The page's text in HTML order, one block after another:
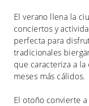
El verano llena la
conciertos y
perfecta para
tradicionales
que caracteriza a
meses más cálidos.
El otoño convierte